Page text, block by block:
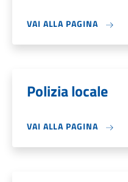
VAI ALLA PAGINA
Polizia locale
VAI ALLA PAGINA